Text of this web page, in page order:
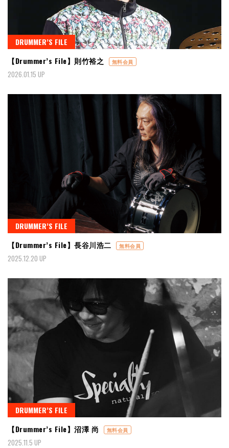
DRUMMER’S FILE
【Drummer’s File】則竹裕之
無料会員
2026.01.15 UP
DRUMMER’S FILE
【Drummer’s File】長谷川浩二
無料会員
2025.12.20 UP
DRUMMER’S FILE
【Drummer’s File】沼澤 尚
無料会員
2025.11.5 UP